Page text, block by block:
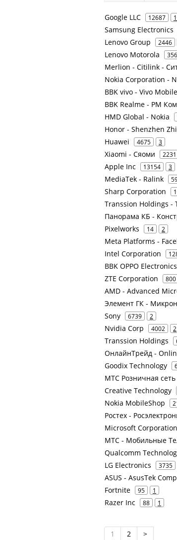
Google LLC 12687
Samsung Electronics
Lenovo Group 2446
Lenovo Motorola
Merlion - Citilink -
Nokia Corporation -
BBK vivo - Vivo
BBK Realme - РМ
HMD Global - Nokia
Honor - Shenzhen
Huawei 4675 3
Xiaomi - Сяоми 2231
Apple Inc 13154 3
MediaTek - Ralink
Sharp Corporation
Transsion Holdings -
Панорама КБ -
Pixelworks 14 2
Meta Platforms -
Intel Corporation
BBK OPPO Electronics
ZTE Corporation 800
AMD - Advanced
Элемент ГК -
Sony 6739 2
Nvidia Corp 4002 2
Transsion Holdings
ОнлайнТрейд -
Goodix Technology
МТС Розничная
Creative Technology
Nokia MobileShop
Ростех -
Microsoft Corporation
МТС - Мобильные
Qualcomm
LG Electronics 3735
ASUS - AsusTek
Fortnite 95 1
Razer Inc 88 1
1 2 >